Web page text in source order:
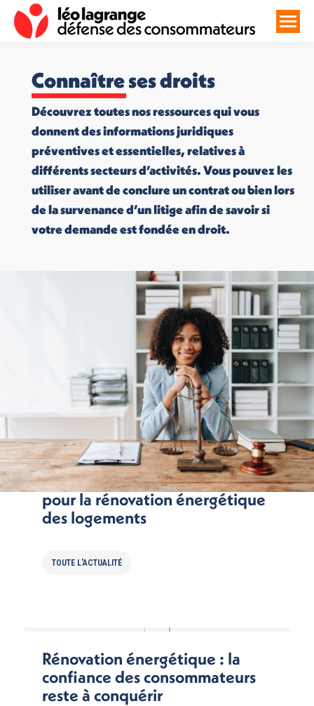
Connaître ses droits
Découvrez toutes nos ressources qui vous
donnent des informations juridiques
préventives et essentielles, relatives à
différents secteurs d’activités. Vous pouvez les
utiliser avant de conclure un contrat ou bien lors
de la survenance d’un litige afin de savoir si
votre demande est fondée en droit.
France Rénov’: un nouvel outil
pour la rénovation énergétique
des logements
TOUTE L'ACTUALITÉ
Rénovation énergétique : la
confiance des consommateurs
reste à conquérir